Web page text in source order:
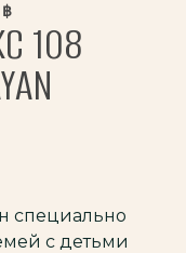
108
специально
с детьми